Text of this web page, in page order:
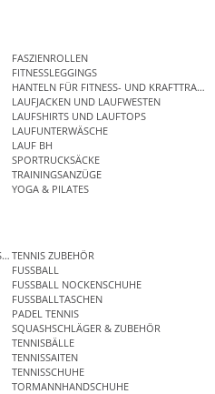
FASZIENROLLEN
FITNESSLEGGINGS
HANTELN FÜR FITNESS- UND
LAUFJACKEN UND LAUFWESTEN
LAUFSHIRTS UND LAUFTOPS
LAUFUNTERWÄSCHE
LAUF BH
SPORTRUCKSÄCKE
TRAININGSANZÜGE
YOGA & PILATES
TENNIS ZUBEHÖR
FUSSBALL
FUSSBALL NOCKENSCHUHE
FUSSBALLTASCHEN
PADEL TENNIS
SQUASHSCHLÄGER & ZUBEHÖR
TENNISBÄLLE
TENNISSAITEN
TENNISSCHUHE
TORMANNHANDSCHUHE